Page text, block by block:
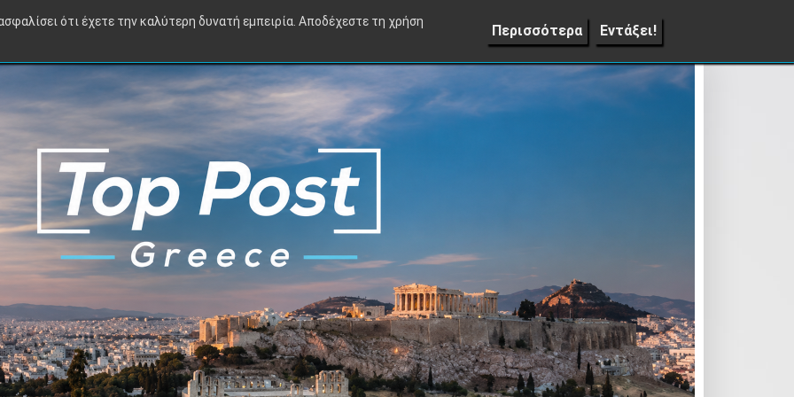
Πολιτική Οικονομία Διεθνή Αθλητικά TV Viral Lifestyle Επικοινωνία
ότι έχετε την καλύτερη δυνατή εμπειρία. Αποδέχεστε τη χρήση
Περισσότερα Εντάξει!